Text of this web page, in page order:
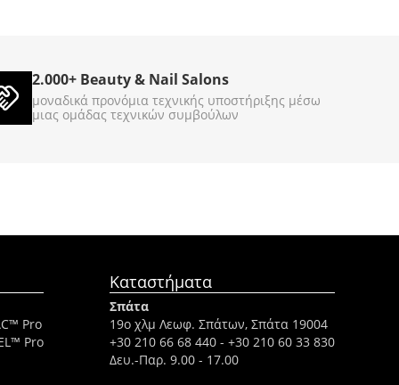
€8900
2.000+ Beauty & Nail Salons
μοναδικά προνόμια τεχνικής υποστήριξης μέσω
μιας ομάδας τεχνικών συμβούλων
Pro
Pro
Καταστήματα
Σπάτα
19ο χλμ Λεωφ. Σπάτων, Σπάτα 19004
+30 210 66 68 440 - +30 210 60 33 830
Δευ.-Παρ. 9.00 - 17.00